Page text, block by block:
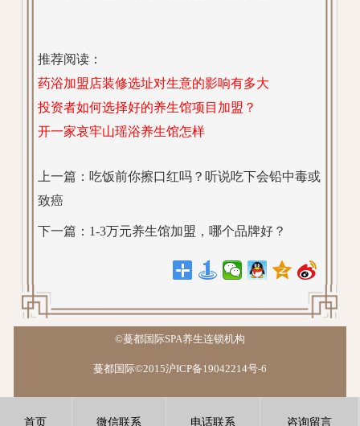
推荐阅读：
药浴加盟店装修选址对生意的影响有多大
投资者如何选择好的养生馆项目加盟？
开一家哀牢山瑶浴养生馆怎样
上一篇： 吃饭前你擦口红吗？听说吃下会铅中毒或
致癌
下一篇： 1-3万元养生馆加盟，哪个品牌好？
©蔓都国际SPA养生连锁机构
蔓都国际©2015沪ICP备19042214号-6
首页 微信联系 电话联系 咨询留言